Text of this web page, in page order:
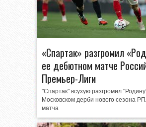
«Спартак» разгромил
ее дебютном матче
Премьер-Лиги
"Спартак" всухую разгромил
Московском дерби нового сезона
матча